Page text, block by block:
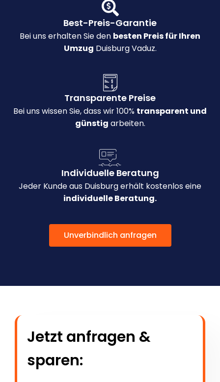
Best-Preis-Garantie
Bei uns erhalten Sie den besten Preis für Ihren
Umzug Duisburg Vaduz.
Transparente Preise
Bei uns wissen Sie, dass wir 100% transparent und
günstig arbeiten.
Individuelle Beratung
Jeder Kunde aus Duisburg erhält kostenlos eine
individuelle Beratung.
Unverbindlich anfragen
Jetzt anfragen &
sparen: